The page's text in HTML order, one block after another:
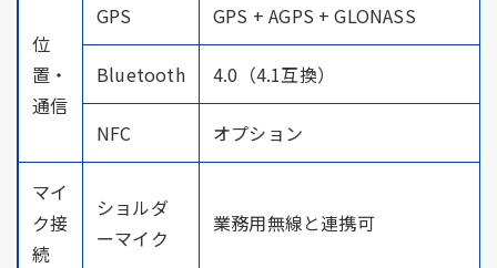
位
置・
通信
GPS GPS + AGPS + GLONASS
Bluetooth 4.0（4.1互換）
NFC オプション
マイ
ク接
続
ショルダ
ーマイク
業務用無線と連携可